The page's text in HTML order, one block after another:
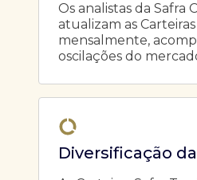
Os analistas da Safra
atualizam as Carteiras
mensalmente,
oscilações do
Diversificação